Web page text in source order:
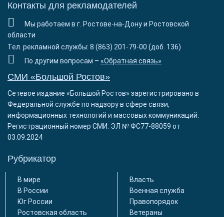
Контакты для рекламодателей
Мы работаем в г. Ростове-на-Дону и Ростовской
области
Тел. рекламной службы: 8 (863) 201-79-00 (доб. 136)
По другим вопросам – «Обратная связь»
СМИ «Большой Ростов»
Сетевое издание «Большой Ростов» зарегистрировано в
Федеральной службе по надзору в сфере связи,
информационных технологий и массовых коммуникаций.
Регистрационный номер СМИ: ЭЛ № ФС77-88059 от
03.09.2024
Рубрикатор
В мире
В России
Юг России
Ростовская область
Власть
Военная служба
Правопорядок
Ветераны